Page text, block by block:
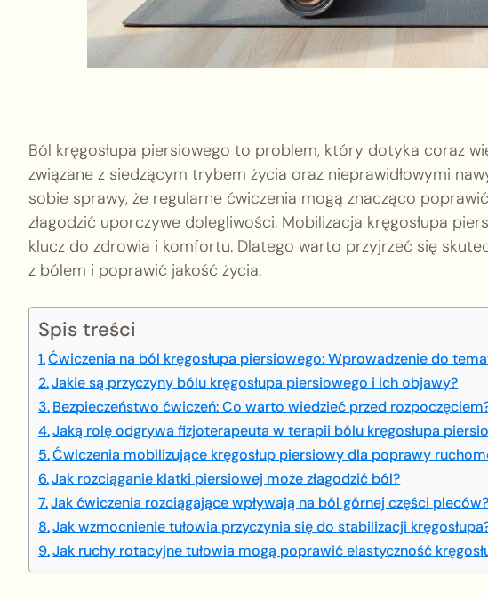
Ból kręgosłupa piersiowego to problem, który dotyka coraz
związane z siedzącym trybem życia oraz nieprawidłowymi
sobie sprawy, że regularne ćwiczenia mogą znacząco
złagodzić uporczywe dolegliwości. Mobilizacja kręgosłupa
klucz do zdrowia i komfortu. Dlatego warto przyjrzeć się
z bólem i poprawić jakość życia.
Spis treści
Ćwiczenia na ból kręgosłupa piersiowego: Wprowadzenie do
Jakie są przyczyny bólu kręgosłupa piersiowego i ich objawy?
Bezpieczeństwo ćwiczeń: Co warto wiedzieć przed
Jaką rolę odgrywa fizjoterapeuta w terapii bólu kręgosłupa
Ćwiczenia mobilizujące kręgosłup piersiowy dla poprawy
Jak rozciąganie klatki piersiowej może złagodzić ból?
Jak ćwiczenia rozciągające wpływają na ból górnej części pleców?
Jak wzmocnienie tułowia przyczynia się do stabilizacji
Jak ruchy rotacyjne tułowia mogą poprawić elastyczność